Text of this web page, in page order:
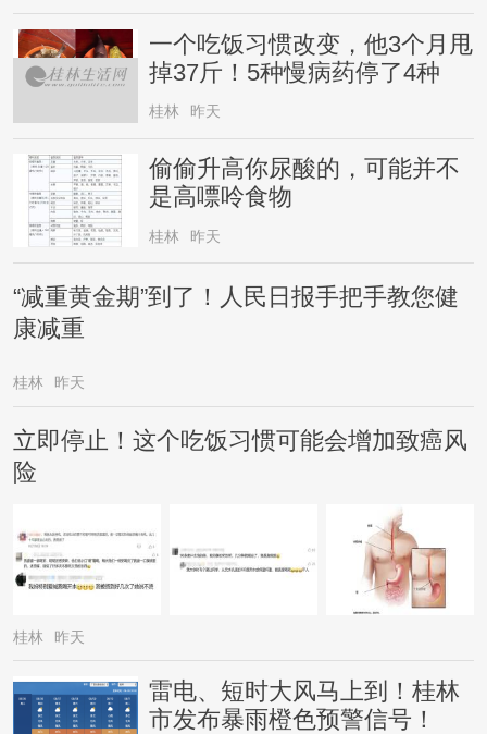
一个吃饭习惯改变，他3个月甩
掉37斤！5种慢病药停了4种
桂林 昨天
偷偷升高你尿酸的，可能并不
是高嘌呤食物
桂林 昨天
“减重黄金期”到了！人民日报手把手教您健
康减重
桂林 昨天
立即停止！这个吃饭习惯可能会增加致癌风
险
桂林 昨天
雷电、短时大风马上到！桂林
市发布暴雨橙色预警信号！